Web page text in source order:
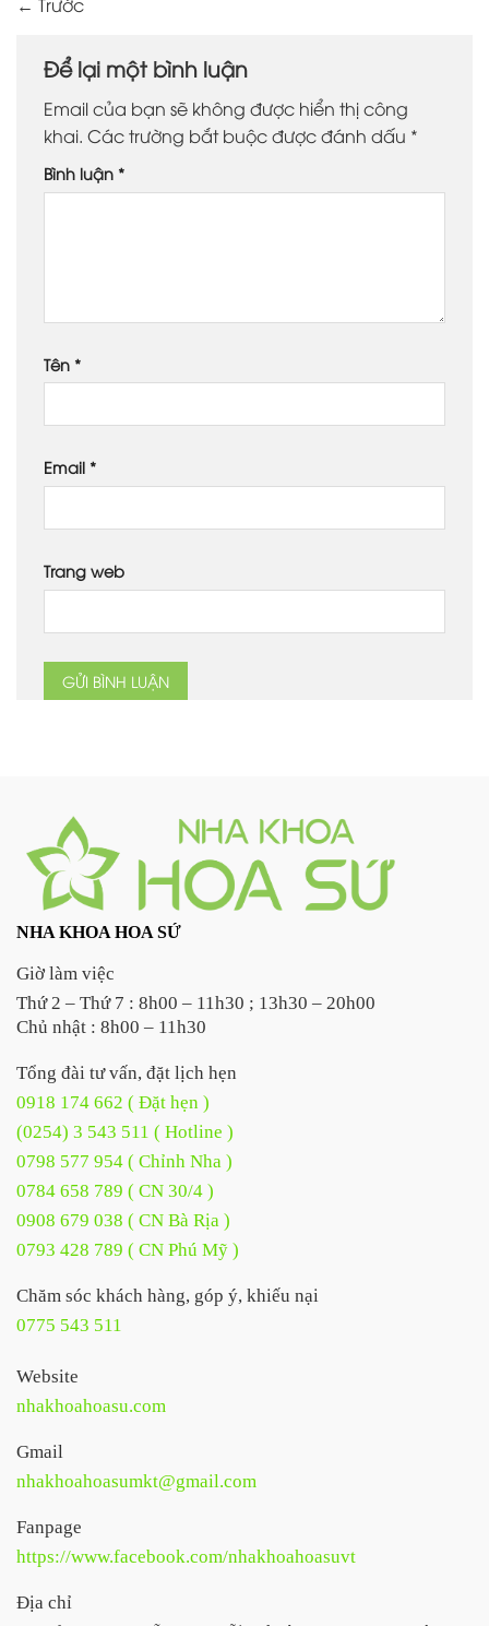
Để lại một bình luận
Email của bạn sẽ không được hiển thị công
khai. Các trường bắt buộc được đánh dấu *
Bình luận *
Tên *
Email *
Trang web
NHA KHOA HOA SỨ
Giờ làm việc
Thứ 2 – Thứ 7 : 8h00 – 11h30 ; 13h30 – 20h00
Chủ nhật : 8h00 – 11h30
Tổng đài tư vấn, đặt lịch hẹn
0918 174 662 ( Đặt hẹn )
(0254) 3 543 511 ( Hotline )
0798 577 954 ( Chỉnh Nha )
0784 658 789 ( CN 30/4 )
0908 679 038 ( CN Bà Rịa )
0793 428 789 ( CN Phú Mỹ )
Chăm sóc khách hàng, góp ý, khiếu nại
0775 543 511
Website
nhakhoahoasu.com
Gmail
nhakhoahoasumkt@gmail.com
Fanpage
https://www.facebook.com/nhakhoahoasuvt
Địa chỉ